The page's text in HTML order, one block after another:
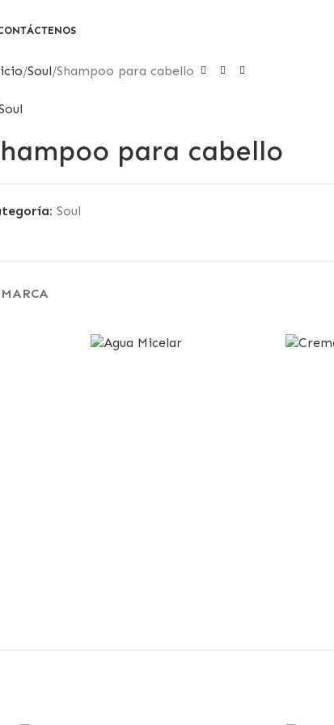
Soul Shampoo para cabello
para cabello
Soul